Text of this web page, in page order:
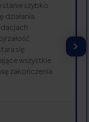
stanie szybko
się
wszystkie
zakończenia